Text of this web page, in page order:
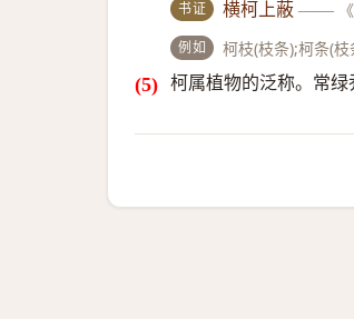
书证 横柯上蔽 ——
例如 柯枝(枝条);柯条(
柯属植物的泛称。常